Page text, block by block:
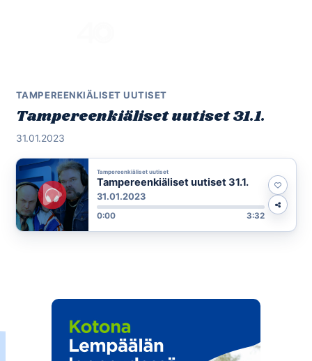
TAMPEREENKIÄLISET UUTISET
Tampereenkiäliset uutiset 31.1.
31.01.2023
Tampereenkiäliset uutiset
Tampereenkiäliset uutiset 31.1.
31.01.2023
0:00 3:32